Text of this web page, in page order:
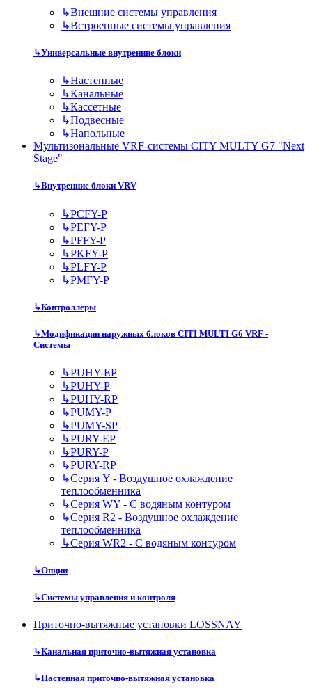
↳Внешние системы управления
↳Встроенные системы управления
↳Универсальные внутренние блоки
↳Настенные
↳Канальные
↳Кассетные
↳Подвесные
↳Напольные
Мультизональные VRF-системы CITY MULTY G7 "Next
Stage"
↳Внутренние блоки VRV
↳PCFY-P
↳PEFY-P
↳PFFY-P
↳PKFY-P
↳PLFY-P
↳PMFY-P
↳Контроллеры
↳Модификации наружных блоков CITI MULTI G6 VRF -
Системы
↳PUHY-EP
↳PUHY-P
↳PUHY-RP
↳PUMY-P
↳PUMY-SP
↳PURY-EP
↳PURY-P
↳PURY-RP
↳Серия Y - Воздушное охлаждение
теплообменника
↳Серия WY - С водяным контуром
↳Серия R2 - Воздушное охлаждение
теплообменника
↳Серия WR2 - С водяным контуром
↳Опции
↳Системы управления и контроля
Приточно-вытяжные установки LOSSNAY
↳Канальная приточно-вытяжная установка
↳Настенная приточно-вытяжная установка